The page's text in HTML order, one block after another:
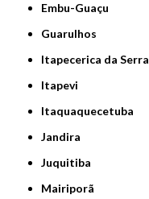
Embu-Guaçu
Guarulhos
Itapecerica da Serra
Itapevi
Itaquaquecetuba
Jandira
Juquitiba
Mairiporã